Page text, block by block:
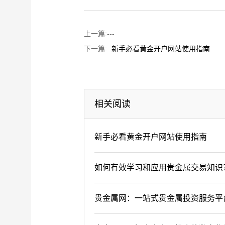
上一篇:---
下一篇:
新手必看黄金开户网站使用指南
相关阅读
新手必看黄金开户网站使用指南
如何有效学习和应用贵金属交易知识
贵金属网：一站式贵金属投资服务平